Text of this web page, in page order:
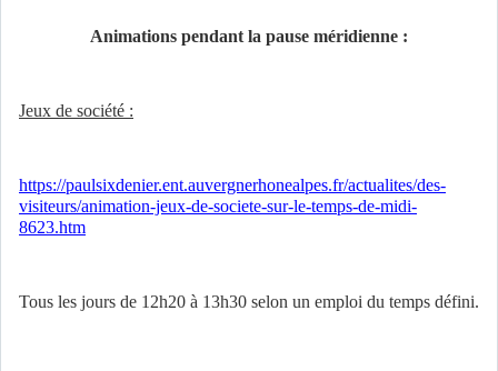
Animations pendant la pause méridienne :
Jeux de société :
https://paulsixdenier.ent.auvergnerhonealpes.fr/actualites/des-
visiteurs/animation-jeux-de-societe-sur-le-temps-de-midi-
8623.htm
Tous les jours de 12h20 à 13h30 selon un emploi du temps défini.